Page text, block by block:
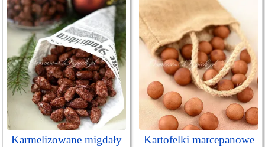
Karmelizowane migdały Kartofelki marcepanowe